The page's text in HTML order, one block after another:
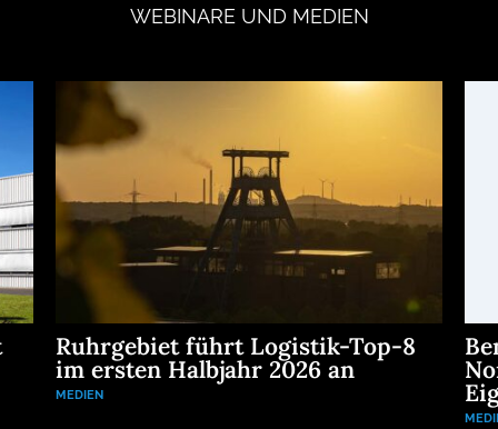
WEBINARE UND MEDIEN
Ruhrgebiet führt Logistik-Top-8
im ersten Halbjahr 2026 an
MEDIEN